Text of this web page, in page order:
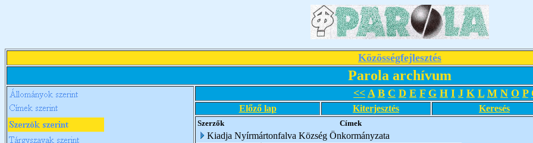
Közösségfejlesztés
Parola archívum
<< A B C D E F G H I J K L M N O P
Előző lap Kiterjesztés Keresés
Szerzők Címek
Kiadja Nyírmártonfalva Község Önkormányzata